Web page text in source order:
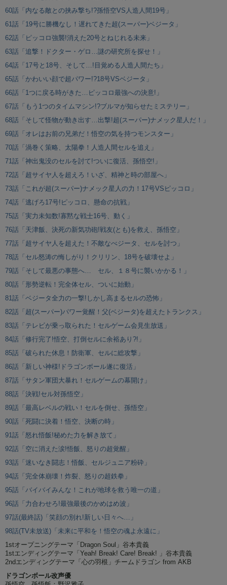
60話「内なる敵との挟み撃ち!?孫悟空VS人造人間19号」
61話「19号に勝機なし！遅れてきた超(スーパー)ベジータ」
62話「ピッコロ強襲!消えた20号とねじれる未来」
63話「追撃！ドクター・ゲロ…謎の研究所を探せ！」
64話「17号と18号、そして…!目覚める人造人間たち」
65話「かわいい顔で超パワー!?18号VSベジータ」
66話「1つに戻る時がきた…ピッコロ最強への決意!」
67話「もう1つのタイムマシン!?ブルマが知らせたミステリー」
68話「そして怪物が動き出す…出撃!超(スーパー)ナメック星人だ！」
69話「オレはお前の兄弟だ！悟空の気を持つモンスター」
70話「渦巻く策略、太陽拳！人造人間セルを追え」
71話「神出鬼没のセルを討て!ついに復活、孫悟空!」
72話「超サイヤ人を超えろ！いざ、精神と時の部屋へ」
73話「これが超(スーパー)ナメック星人の力！17号VSピッコロ」
74話「逃げろ17号!ピッコロ、懸命の抗戦」
75話「実力未知数!寡黙な戦士16号、動く」
76話「天津飯、決死の新気功砲!戦友(とも)を救え、孫悟空」
77話「超サイヤ人を超えた！不敵なべジータ、セルを討つ」
78話「セル怒涛の悔しがり！クリリン、18号を破壊せよ」
79話「そして最悪の事態へ… セル、１８号に襲いかかる！」
80話「形勢逆転！完全体セル、ついに始動」
81話「ベジータ全力の一撃!しかし高まるセルの恐怖」
82話「超(スーパー)パワー覚醒！父(ベジータ)を超えたトランクス」
83話「テレビが乗っ取られた！セルゲーム会見生放送」
84話「修行完了!悟空、打倒セルに余裕あり?!」
85話「破られた休息！防衛軍、セルに総攻撃」
86話「新しい神様!ドラゴンボール遂に復活」
87話「サタン軍団大暴れ！セルゲームの幕開け」
88話「決戦!セル対孫悟空」
89話「最高レベルの戦い！セルを倒せ、孫悟空」
90話「死闘に決着！悟空、決断の時」
91話「怒れ悟飯!秘めた力を解き放て」
92話「空に消えた涙!悟飯、怒りの超覚醒」
93話「迷いなき闘志！悟飯、セルジュニア粉砕」
94話「完全体崩壊！炸裂、怒りの超鉄拳」
95話「バイバイみんな！これが地球を救う唯一の道」
96話「力合わせろ!最強最後のかめはめ波」
97話(最終話)「笑顔の別れ!新しい日々へ…」
98話(TV未放送)「未来に平和を！悟空の魂よ永遠に」
1stオープニングテーマ「Dragon Soul」谷本貴義
1stエンディングテーマ「Yeah! Break! Care! Break! 」谷本貴義
2ndエンディングテーマ「心の羽根」チームドラゴン from AKB
ドラゴンボール改声優